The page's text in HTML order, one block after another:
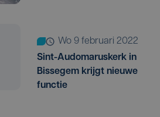
wo 9 februari 2022
Sint-Audomaruskerk in
Bissegem krijgt nieuwe
functie